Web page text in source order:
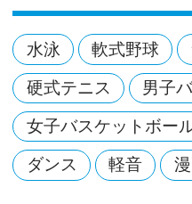
水泳 軟式野球
硬式テニス 男子
女子バスケットボー
ダンス 軽音